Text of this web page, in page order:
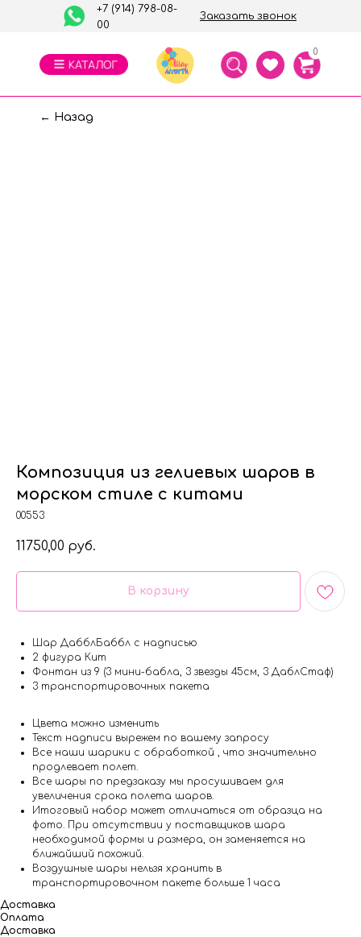
Заказать звонок
+7 (914) 798-08-
00
0
← Назад
Композиция из гелиевых шаров в
морском стиле с китами
00553
11750,00 руб.
В корзину
Шар ДабблБаббл с надписью
2 фигура Кит
Фонтан из 9 (3 мини-бабла, 3 звезды 45см, 3 ДаблСтаф)
3 транспортировочных пакета
Цвета можно изменить
Текст надписи вырежем по вашему запросу
Все наши шарики с обработкой , что значительно
продлевает полет.
Все шары по предзаказу мы просушиваем для
увеличения срока полета шаров.
Итоговый набор может отличаться от образца на
фото. При отсутствии у поставщиков шара
необходимой формы и размера, он заменяется на
ближайший похожий.
Воздушные шары нельзя хранить в
транспортировочном пакете больше 1 часа
Доставка
Оплата
Доставка